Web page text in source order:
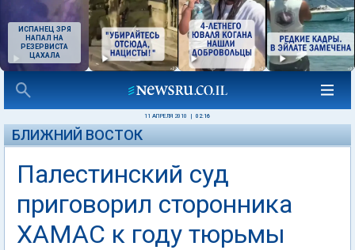
ИСПАНЕЦ ЗРЯ
НАПАЛ НА
РЕЗЕРВИСТА
ЦАХАЛА
11 АПРЕЛЯ 2010 02:16
БЛИЖНИЙ ВОСТОК
Палестинский суд
приговорил сторонника
ХАМАС к году тюрьмы